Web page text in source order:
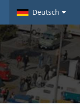
Deutsch